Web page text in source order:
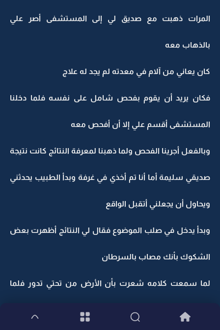
المرات ذهبت مع صديق لي إلى المستشفى أصر علي
بالذهاب معه
كان يعاني من آلام في معدته لم يجد له علاج
فكان يريد أن يقوم بفحص شامل على نفسه فلما دخلنا
المستشفى أقسم علي إلا أن أفحص معه
وبالفعل أجرينا الفحص ولما ذهبنا لمعرفة النتائج كانت نتيجة
صديقي سليمة أما أنا تم أخذي في غرفة وبدأ الطبيب يحدثني
ويحاول أن يجعلني أتقبل الواقع
وبدأ يدخل في صلب الموضوع فقال لي النتائج أظهرت بعض
الشكوك بأنك مصاب بالسرطان
لما سمعت كلامه شعرت بأن الأرض من تحتي تدور فلما